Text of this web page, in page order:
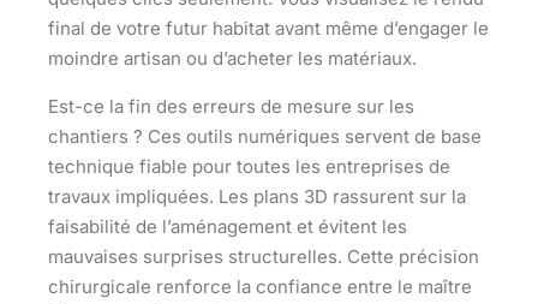
final de votre futur habitat avant même d’engager le
moindre artisan ou d’acheter les matériaux.
Est-ce la fin des erreurs de mesure sur les
chantiers ? Ces outils numériques servent de base
technique fiable pour toutes les entreprises de
travaux impliquées. Les plans 3D rassurent sur la
faisabilité de l’aménagement et évitent les
mauvaises surprises structurelles. Cette précision
chirurgicale renforce la confiance entre le maître